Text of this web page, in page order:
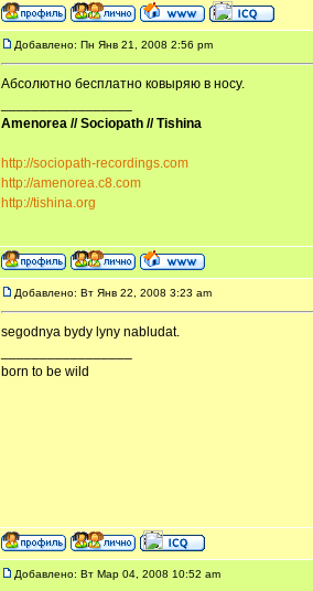
Добавлено: Пн Янв 21, 2008 2:56 pm
Абсолютно бесплатно ковыряю в носу.
Amenorea // Sociopath // Tishina
http://sociopath-recordings.com
http://amenorea.c8.com
http://tishina.org
Добавлено: Вт Янв 22, 2008 3:23 am
segodnya bydy lyny nabludat.
born to be wild
Добавлено: Вт Мар 04, 2008 10:52 am